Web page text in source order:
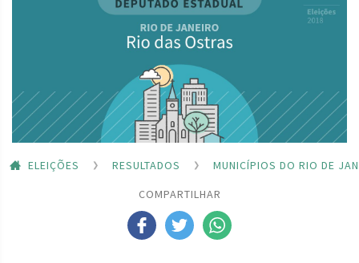
ELEIÇÕES RESULTADOS
MUNICÍPIOS DO RIO DE
COMPARTILHAR